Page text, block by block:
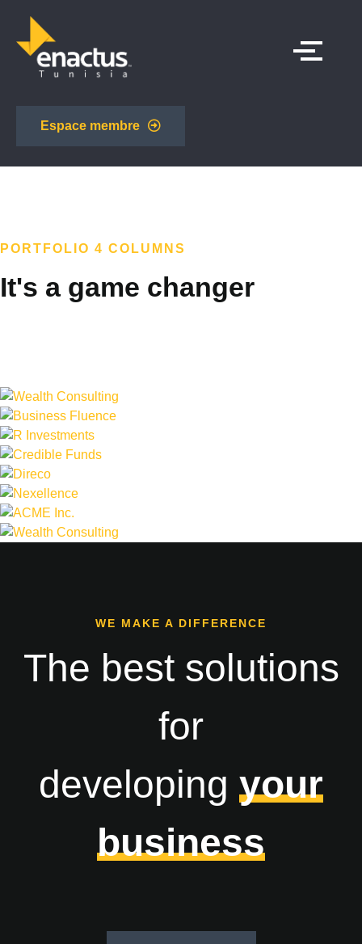
Espace membre
PORTFOLIO 4 COLUMNS
It's a game changer
WE MAKE A DIFFERENCE
The best solutions
for
developing your
business